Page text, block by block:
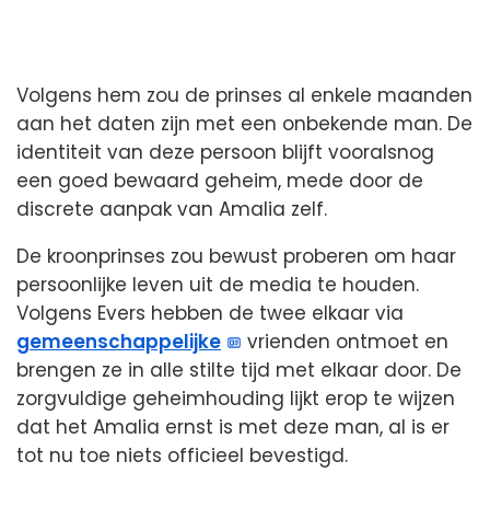
Volgens hem zou de prinses al enkele maanden
aan het daten zijn met een onbekende man. De
identiteit van deze persoon blijft vooralsnog
een goed bewaard geheim, mede door de
discrete aanpak van Amalia zelf.
De kroonprinses zou bewust proberen om haar
persoonlijke leven uit de media te houden.
Volgens Evers hebben de twee elkaar via
gemeenschappelijke
vrienden ontmoet en
brengen ze in alle stilte tijd met elkaar door. De
zorgvuldige geheimhouding lijkt erop te wijzen
dat het Amalia ernst is met deze man, al is er
tot nu toe niets officieel bevestigd.